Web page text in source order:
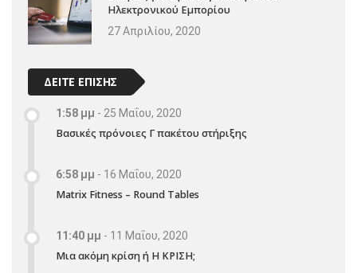
Ηλεκτρονικού Εμπορίου
27 Απριλίου, 2020
ΔΕΙΤΕ ΕΠΙΣΗΣ
1:58 μμ - 25 Μαΐου, 2020
Βασικές πρόνοιες Γ πακέτου στήριξης
6:58 μμ - 16 Μαΐου, 2020
Matrix Fitness – Round Tables
11:40 μμ - 11 Μαΐου, 2020
Μια ακόμη κρίση ή Η ΚΡΙΣΗ;